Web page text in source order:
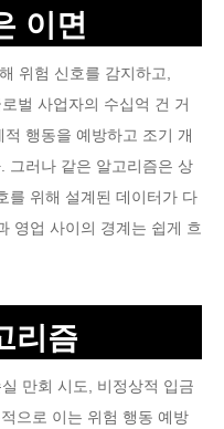
이면
위험 신호를 감지하고,
벌 사업자의 수십억 건 거
행동을 예방하고 조기 개
그러나 같은 알고리즘은 상
를 위해 설계된 데이터가 다
영업 사이의 경계는 쉽게 흐
리즘
만회 시도, 비정상적 입금
으로 이는 위험 행동 예방